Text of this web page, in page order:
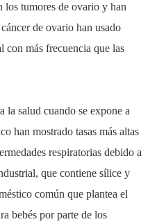
los tumores de ovario y han
de ovario han usado
con más frecuencia que las
la salud cuando se expone a
han mostrado tasas más altas
respiratorias debido a
que contiene sílice y
común que plantea el
bebés por parte de los